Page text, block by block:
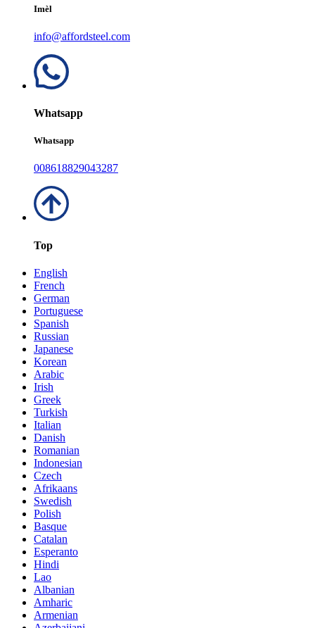
Imèl
info@affordsteel.com
Whatsapp
Whatsapp
008618829043287
Top
English
French
German
Portuguese
Spanish
Russian
Japanese
Korean
Arabic
Irish
Greek
Turkish
Italian
Danish
Romanian
Indonesian
Czech
Afrikaans
Swedish
Polish
Basque
Catalan
Esperanto
Hindi
Lao
Albanian
Amharic
Armenian